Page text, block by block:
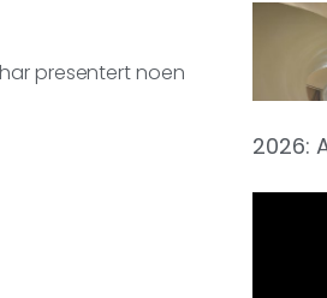
presentert noen
2026: